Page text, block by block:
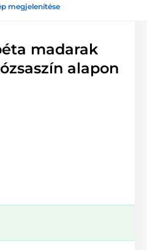
megjelenítése
madarak
alapon